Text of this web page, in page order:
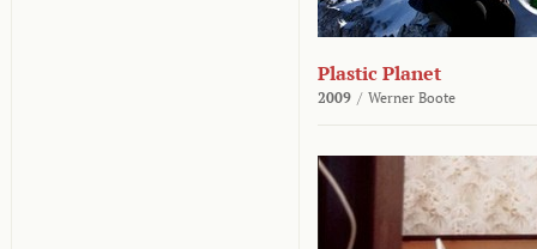
Plastic Planet
2009 / Werner Boote